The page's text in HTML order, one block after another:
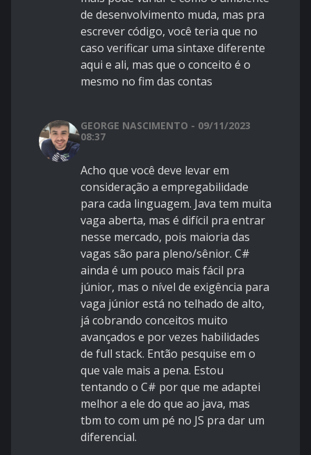
de desenvolvimento muda, mas pra
escrever código, você teria que no
caso verificar uma sintaxe diferente
aqui e ali, mas que o conceito é o
mesmo no fim das contas
GEORGE NASCIMENTO - 09/11/2023
08:37
Acho que você deve levar em
consideração a empregabilidade
para cada linguagem. Java tem muita
vaga aberta, mas é difícil pra entrar
nesse mercado, pois maioria das
vagas são para pleno/sênior. C#
ainda é um pouco mais fácil pra
júnior, mas o nível de exigência para
vaga júnior está no telhado de alto,
já cobrando conceitos muito
avançados e por vezes habilidades
de full stack. Então pesquise em o
que vale mais a pena. Estou
tentando o C# por que me adaptei
melhor a ele do que ao java, mas
tbm to com um pé no JS pra dar um
diferencial.